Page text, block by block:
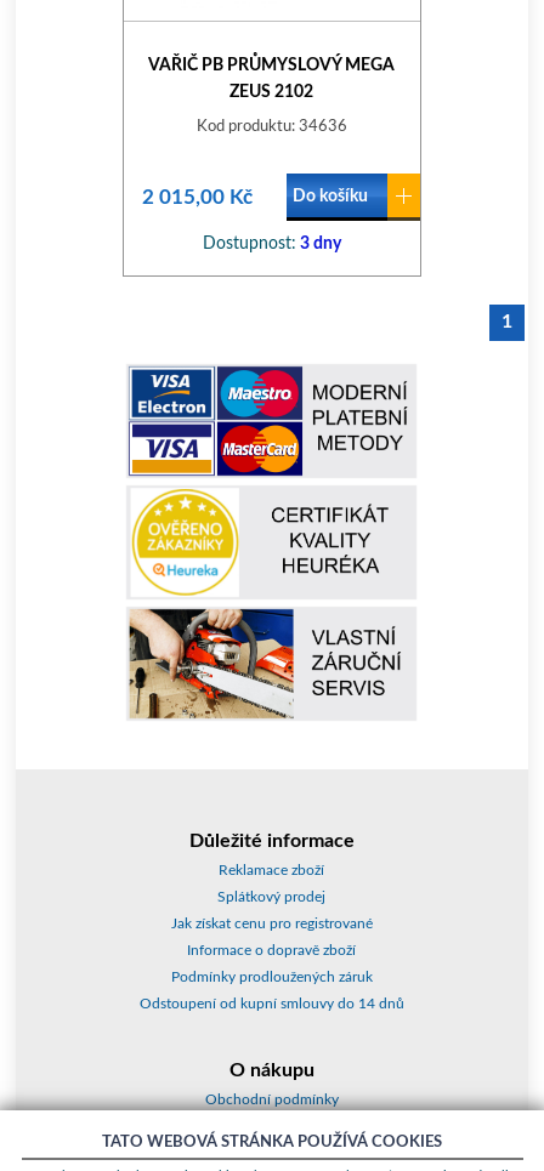
VAŘIČ PB PRŮMYSLOVÝ MEGA
ZEUS 2102
Kod produktu: 34636
2 015,00 Kč Do košíku
Dostupnost: 3 dny
1
Důležité informace
Reklamace zboží
Splátkový prodej
Jak získat cenu pro registrované
Informace o dopravě zboží
Podmínky prodloužených záruk
Odstoupení od kupní smlouvy do 14 dnů
O nákupu
Obchodní podmínky
TATO WEBOVÁ STRÁNKA POUŽÍVÁ COOKIES